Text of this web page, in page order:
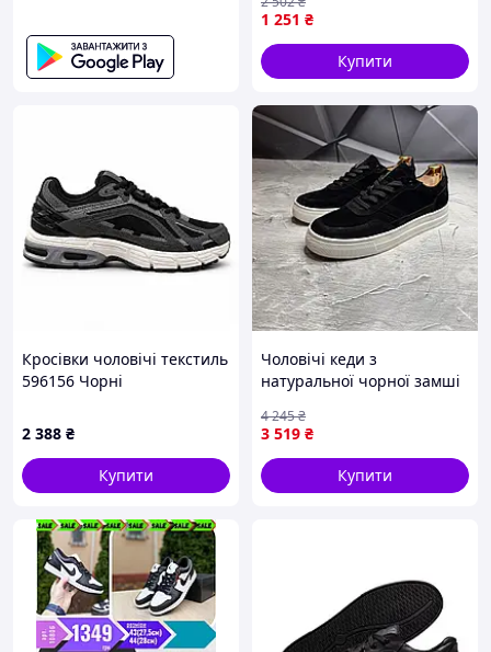
карамель
1 251 ₴
Купити
Кросівки чоловічі текстиль
596156 Чорні
2 388 ₴
Купити
Чоловічі кеди з
натуральної чорної замші
3 519 ₴
4 245₴
Купити